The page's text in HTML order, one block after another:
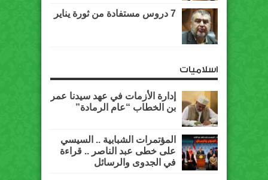
7 دروس مستفادة من ثورة يناير
اسلاميات
إدارة الأزمات في عهد سيدنا عمر
بن الخطاب “عام الرمادة”
المؤتمرات الشبابية .. السيسي
على خطى عبد الناصر .. قراءة
في الجدوى والرسائل